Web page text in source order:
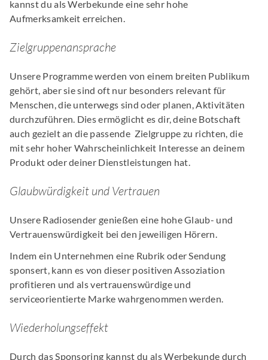
kannst du als Werbekunde eine sehr hohe
Aufmerksamkeit erreichen.
Zielgruppenansprache
Unsere Programme werden von einem breiten Publikum
gehört, aber sie sind oft nur besonders relevant für
Menschen, die unterwegs sind oder planen, Aktivitäten
durchzuführen. Dies ermöglicht es dir, deine Botschaft
auch gezielt an die passende Zielgruppe zu richten, die
mit sehr hoher Wahrscheinlichkeit Interesse an deinem
Produkt oder deiner Dienstleistungen hat.
Glaubwürdigkeit und Vertrauen
Unsere Radiosender genießen eine hohe Glaub- und
Vertrauenswürdigkeit bei den jeweiligen Hörern.
Indem ein Unternehmen eine Rubrik oder Sendung
sponsert, kann es von dieser positiven Assoziation
profitieren und als vertrauenswürdige und
serviceorientierte Marke wahrgenommen werden.
Wiederholungseffekt
Durch das Sponsoring kannst du als Werbekunde durch